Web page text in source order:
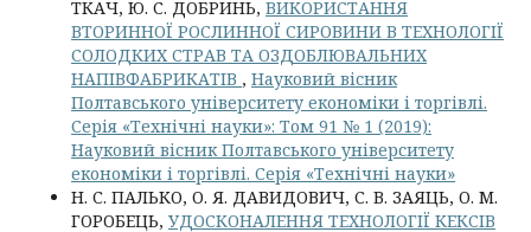
ТКАЧ, Ю. С. ДОБРИНЬ, ВИКОРИСТАННЯ
ВТОРИННОЇ РОСЛИННОЇ СИРОВИНИ В ТЕХНОЛОГІЇ
СОЛОДКИХ СТРАВ ТА ОЗДОБЛЮВАЛЬНИХ
НАПІВФАБРИКАТІВ , Науковий вісник
Полтавського університету економіки і торгівлі.
Серія «Технічні науки»: Том 91 № 1 (2019):
Науковий вісник Полтавського університету
економіки і торгівлі. Серія «Технічні науки»
Н. С. ПАЛЬКО, О. Я. ДАВИДОВИЧ, С. В. ЗАЯЦЬ, О. М.
ГОРОБЕЦЬ, УДОСКОНАЛЕННЯ ТЕХНОЛОГІЇ КЕКСІВ